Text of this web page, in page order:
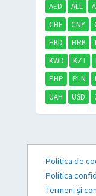
AED ALL
CHF
CNY
HKD
HRK
KWD
KZT
PHP
PLN
UAH
USD
Politica de
Politica
Termeni și